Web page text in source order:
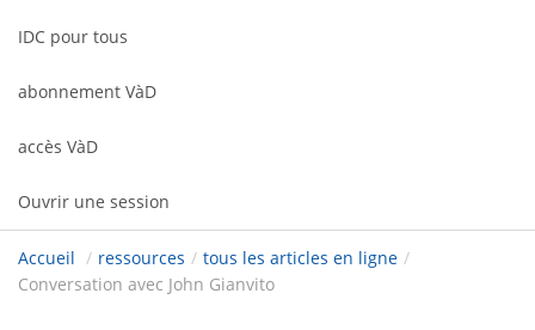
IDC pour tous
abonnement VàD
accès VàD
Ouvrir une session
Accueil / ressources / tous les articles en ligne /
Conversation avec John Gianvito